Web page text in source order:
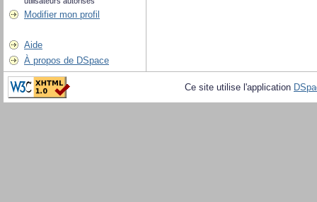
Modifier mon profil
Aide
À propos de DSpace
Ce site utilise l'application